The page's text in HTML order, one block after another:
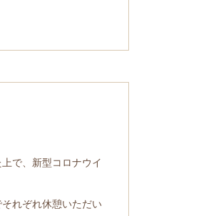
で、新型コロナウイ
れぞれ休憩いただい